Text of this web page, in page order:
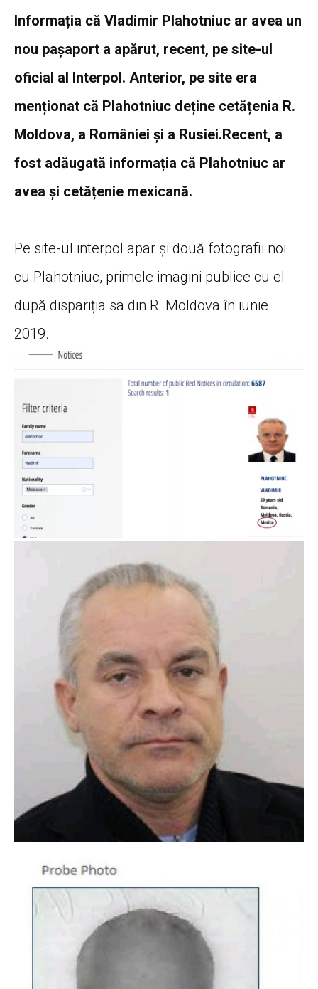
Informația că Vladimir Plahotniuc ar avea un
nou pașaport a apărut, recent, pe site-ul
oficial al Interpol. Anterior, pe site era
menționat că Plahotniuc deține cetățenia R.
Moldova, a României și a Rusiei.Recent, a
fost adăugată informația că Plahotniuc ar
avea și cetățenie mexicană.
Pe site-ul interpol apar și două fotografii noi
cu Plahotniuc, primele imagini publice cu el
după dispariția sa din R. Moldova în iunie
2019.